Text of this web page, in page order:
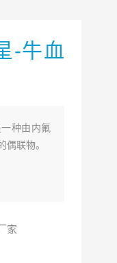
-牛血
种由内氟
联物。
家